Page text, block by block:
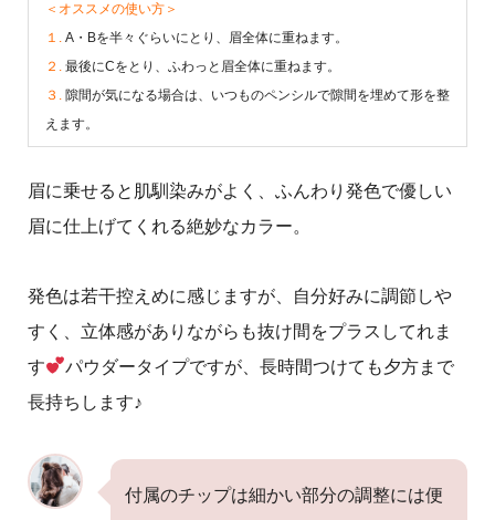
＜オススメの使い方＞
１. A・Bを半々ぐらいにとり、眉全体に重ねます。
２. 最後にCをとり、ふわっと眉全体に重ねます。
３. 隙間が気になる場合は、いつものペンシルで隙間を埋めて形を整
えます。
眉に乗せると肌馴染みがよく、ふんわり発色で優しい
眉に仕上げてくれる絶妙なカラー。
発色は若干控えめに感じますが、自分好みに調節しや
すく、立体感がありながらも抜け間をプラスしてれま
す
パウダータイプですが、長時間つけても夕方まで
長持ちします♪
付属のチップは細かい部分の調整には便